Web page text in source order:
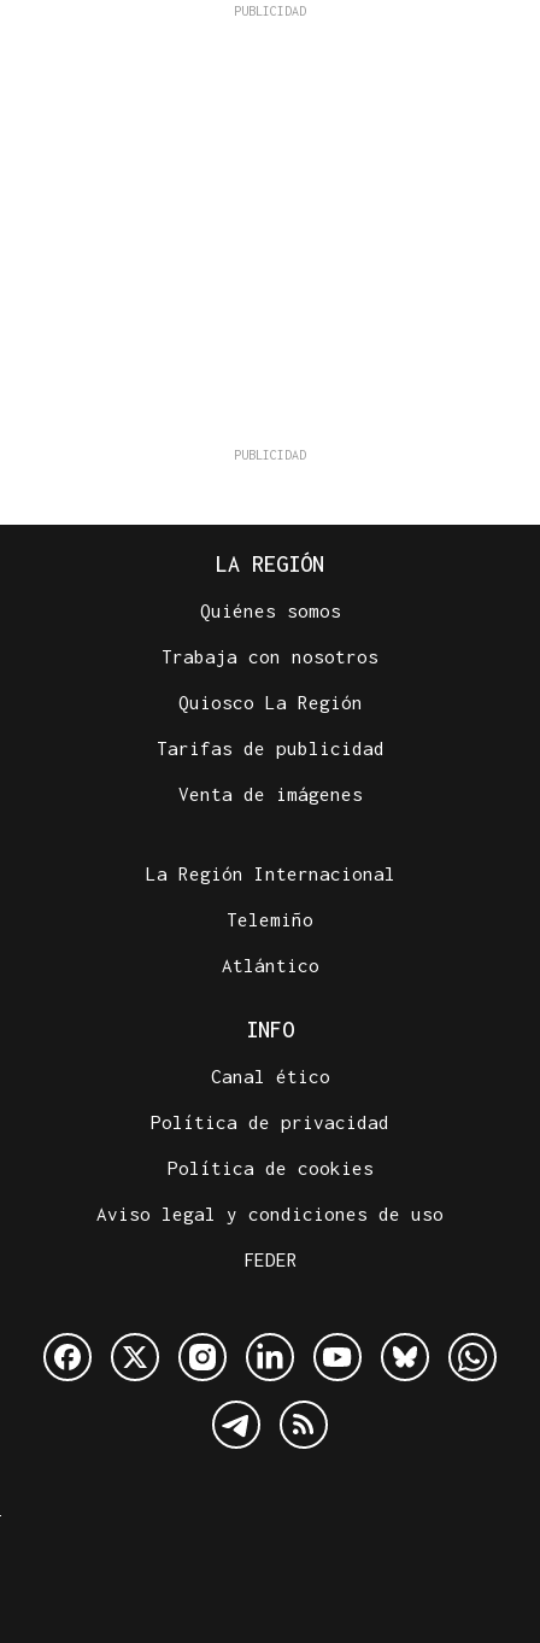
LA REGIÓN
Quiénes somos
Trabaja con nosotros
Quiosco La Región
Tarifas de publicidad
Venta de imágenes
La Región Internacional
Telemiño
Atlántico
INFO
Canal ético
Política de privacidad
Política de cookies
Aviso legal y condiciones de uso
FEDER